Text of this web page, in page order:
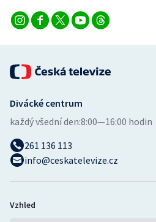
Volejbal
Ostatní
Divácké centrum
každý všední den:8:00—16:00 hodin
261 136 113
info@ceskatelevize.cz
Vzhled